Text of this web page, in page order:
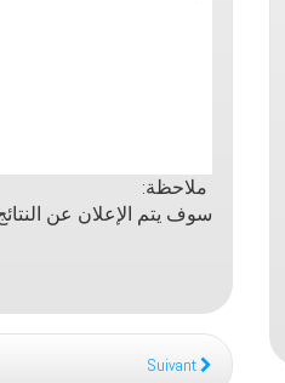
.سوف يتم الإعلان عن
Suivant